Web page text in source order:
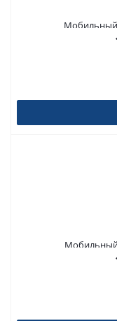
Мобильный
Мобильный